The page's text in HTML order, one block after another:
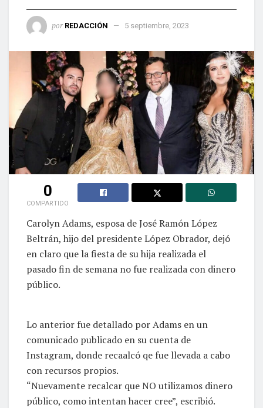
por REDACCIÓN 5 septiembre, 2023
0
COMPARTIDO
Carolyn Adams, esposa de José Ramón López
Beltrán, hijo del presidente López Obrador, dejó
en claro que la fiesta de su hija realizada el
pasado fin de semana no fue realizada con dinero
público.
Lo anterior fue detallado por Adams en un
comunicado publicado en su cuenta de
Instagram, donde recaalcó qe fue llevada a cabo
con recursos propios.
“Nuevamente recalcar que NO utilizamos dinero
público, como intentan hacer cree”, escribió.